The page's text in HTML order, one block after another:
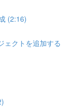
(2:16)
ェクトを追加する